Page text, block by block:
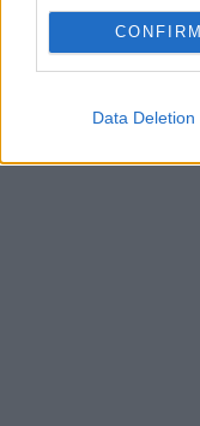
CONFIRM
Data Deletion